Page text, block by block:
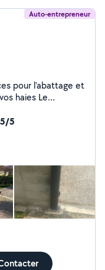
Auto-entrepreneur
pour l'abattage et
15 ans
vos
5